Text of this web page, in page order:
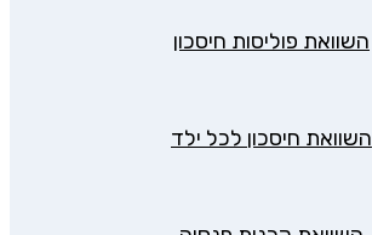
השוואת פוליסות חיסכון
השוואת חיסכון לכל ילד